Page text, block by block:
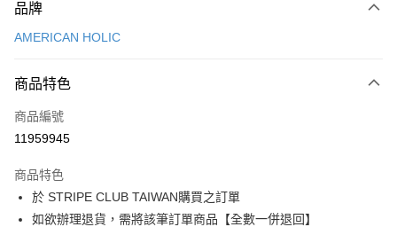
信用卡一次付款
3 期 0 利率 每期
合作金庫商業銀行
上海商業儲蓄銀行
臺灣中小企業銀行
匯豐（台灣）商業銀行
華泰商業銀行
聯邦商業銀行
遠東國際商業銀行
超商取貨付款
LINE Pay
Apple Pay
街口支付
品牌
AMERICAN HOLIC
商品特色
商品編號
11959945
商品特色
於 STRIPE CLUB TAIWAN購買之訂單
如欲辦理退貨，需將該筆訂單商品【全數一併退回】